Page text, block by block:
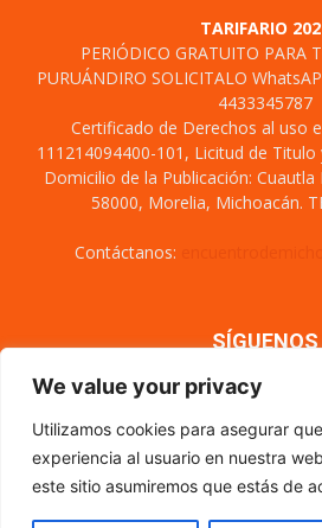
We value your privacy
Utilizamos cookies para asegurar
experiencia al usuario en nuestra
este sitio asumiremos que estás de
TARIFARIO
PERIÓDICO GRATUITO PARA
PURUÁNDIRO SOLICITALO
4433345787
Certificado de Derechos al uso
111214094400-101, Licitud de
Domicilio de la Publicación: Cuautla
58000, Morelia, Michoacán.
Contáctanos:
SÍGUENOS
Nosotros